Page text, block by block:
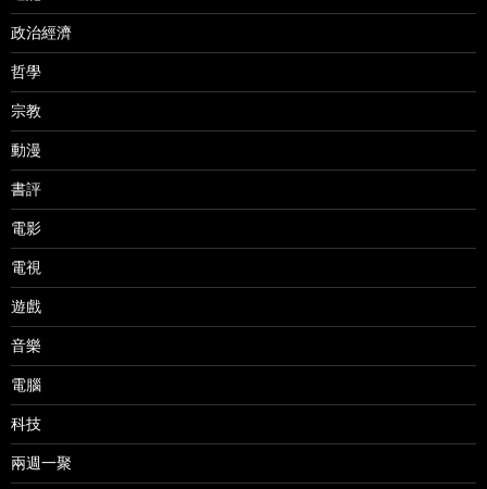
政治經濟
哲學
宗教
動漫
書評
電影
電視
遊戲
音樂
電腦
科技
兩週一聚